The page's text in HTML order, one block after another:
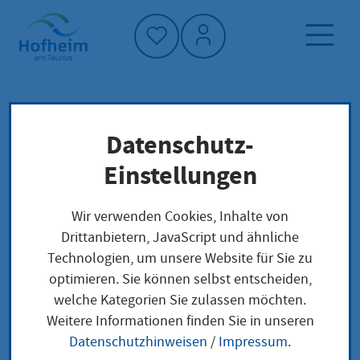
Startseite"
Dienstleistung-Finder
Lokale Anliegen
Sportbootführerschein - Binnen - Motor (SBF)
Sportbootführerschei
n - Binnen - Motor
(SBF)
Datenschutz-
Einstellungen
Wir verwenden Cookies, Inhalte von
Drittanbietern, JavaScript und ähnliche
Technologien, um unsere Website für Sie zu
optimieren. Sie können selbst entscheiden,
welche Kategorien Sie zulassen möchten.
Weitere Informationen finden Sie in unseren
Datenschutzhinweisen / Impressum.